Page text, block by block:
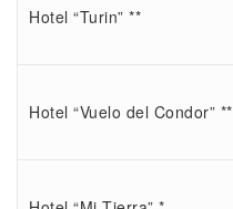
Hotel “Turin” **
Hotel “Vuelo del Condor” **